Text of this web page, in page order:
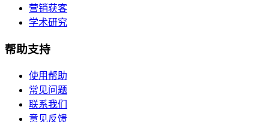
营销获客
学术研究
帮助支持
使用帮助
常见问题
联系我们
意见反馈